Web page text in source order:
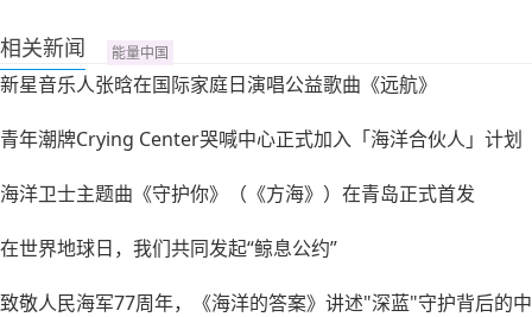
相关新闻 能量中国
新星音乐人张晗在国际家庭日演唱公益歌曲《远航》
青年潮牌Crying Center哭喊中心正式加入「海洋合伙人」计划
海洋卫士主题曲《守护你》（《方海》）在青岛正式首发
在世界地球日，我们共同发起“鲸息公约”
致敬人民海军77周年，《海洋的答案》讲述"深蓝"守护背后的